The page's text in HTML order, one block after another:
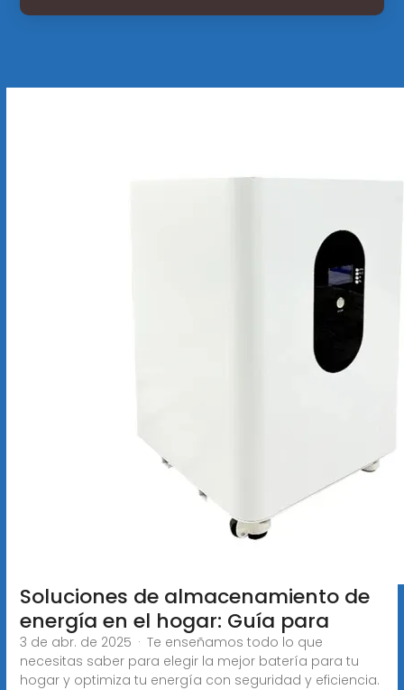
Soluciones de almacenamiento de
energía en el hogar: Guía para
3 de abr. de 2025 · Te enseñamos todo lo que
necesitas saber para elegir la mejor batería para tu
hogar y optimiza tu energía con seguridad y eficiencia.